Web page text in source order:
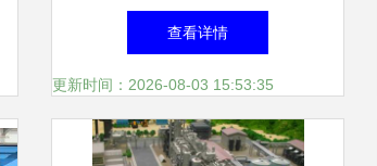
数据背后的行业真相
查看详情
更新时间：2026-08-03 15:53:35